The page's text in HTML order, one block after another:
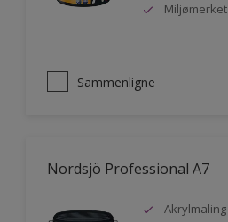
Miljømerket
Sammenligne
Nordsjö Professional A7
Akrylmaling